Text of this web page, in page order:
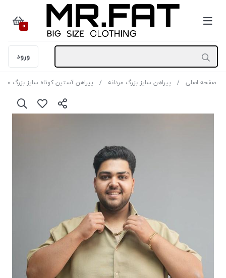
0
ورود
صفحه اصلی پیراهن سایز بزرگ مردانه پیراهن آستین کوتاه سایز بزرگ